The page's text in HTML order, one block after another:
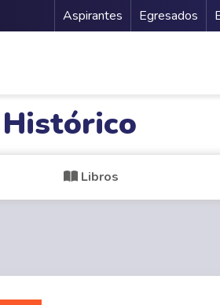
Menu
Aspirantes Egresados
Libros